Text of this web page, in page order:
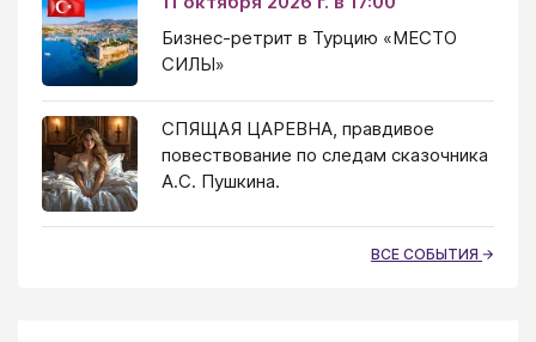
Бизнес-ретрит в Турцию «МЕСТО
СИЛЫ»
СПЯЩАЯ ЦАРЕВНА, правдивое
повествование по следам сказочника
А.С. Пушкина.
ВСЕ СОБЫТИЯ